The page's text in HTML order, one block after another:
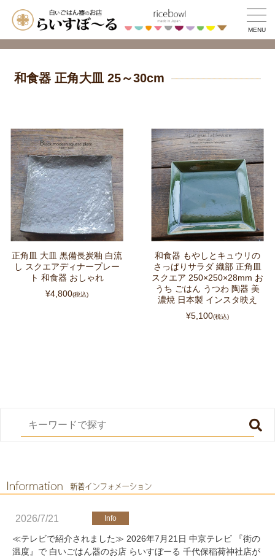
MENU
和食器 正角大皿 25～30cm
正角皿 大皿 黒備長炭釉 白流
し スクエアディナープレー
ト 和食器 おしゃれ
¥4,800(税込)
和食器 もやしとキュウリの
さっぱりサラダ 織部 正角皿
スクエア 250×250×28mm お
うち ごはん うつわ 陶器 美
濃焼 日本製 インスタ映え
¥5,100(税込)
2026/7/21
≪テレビで紹介されました≫ 2026年7月21日 中京テレビ 『街の
温度』で 白いごはん器のお店 らいすぼーる 千代保稲荷神社店が